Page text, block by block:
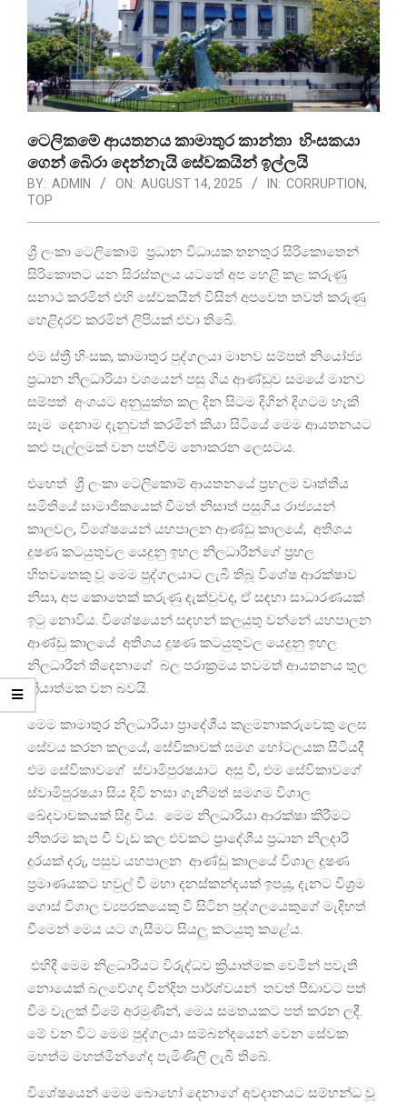
ටෙලිකමේ ආයතනය කාමාතුර කාන්තා හිංසකයා
ගෙන් බෙිරා දෙන්නැයි සේවකයින් ඉල්ලයි
BY: ADMIN ON: AUGUST 14, 2025 IN: CORRUPTION,
TOP
ශ්‍රී ලංකා ටෙලිකොම් ප්‍රධාන විධායක තනතුර සිරිකොතෙන්
සිරිකොතට යන සිරස්තලය යටතේ අප හෙළි කළ කරුණු
සනාථ කරමින් එහි සේවකයින් විසින් අපවෙත තවත් කරුණු
හෙළිදරව් කරමින් ලිපියක් එවා තිබෙි.
එම ස්ත්‍රී හිංසක, කාමාතුර පුද්ගලයා මානව සම්පත් නියෝජ්‍ය
ප්‍රධාන නිලධාරියා වශයෙන් පසු ගිය ආණ්ඩුව සමයේ මානව
සම්පත් අංශයට අනුයුක්ත කල දින සිටම දිගින් දිගටම හැකි
සෑම දෙනාම දැනුවත් කරමින් කියා සිටියේ මෙම ආයතනයට
කළු පැල්ලමක් වන පත්වීම නොකරන ලෙසටය.
එහෙත් ශ්‍රී ලංකා ටෙලිකොම් ආයතනයේ ප්‍රභලම වෘත්තීය
සමිතියේ සාමාජිකයෙක් වීමත් නිසාත් පසුගිය රාජ්‍යයන්
කාලවල, විශේෂයෙන් යහපාලන ආණ්ඩු කාලයේ, අතිශය
දූෂණ කටයුතුවල යෙදුනු ඉහල නිලධාරීන්ගේ ප්‍රභල
හිතවතෙකු වූ මෙම පුද්ගලයාට ලැබී තිබූ විශේෂ ආරක්ෂාව
නිසා, අප කොතෙක් කරුණු දැක්වුවද, ඒ සඳහා සාධාරණයක්
ඉටු නොවිය. විශේෂයෙන් සඳහන් කලයුතු වන්නේ යහපාලන
ආණ්ඩු කාලයේ අතිශය දූෂණ කටයුතුවල යෙදුනු ඉහල
නිලධාරීන් තිදෙනාගේ බල පරාක්‍රමය තවමත් ආයතනය තුල
ක්‍රියාත්මක වන බවයි.
මෙම කාමාතුර නිලධාරියා ප්‍රාදේශීය කළමනාකරුවෙකු ලෙස
සේවය කරන කලයේ, සේවිකාවක් සමග හෝටලයක සිටියදී
එම සේවිකාවගේ ස්වාමිපුරෂයාට අසු වී, එම සේවිකාවගේ
ස්වාමිපුරෂයා සිය දිවි නසා ගැනීමත් සමගම විශාල
ඛේදවාචකයක් සිදු විය. මෙම නිලධාරියා ආරක්ෂා කිරීමට
නිතරම කැප වී වැඩ කල එවකට ප්‍රාදේශීය ප්‍රධාන නිලදාරි
දූරයක් දරු, පසුව යහපාලන ආණ්ඩු කාලයේ විශාල දූෂණ
ප්‍රමාණයකට හවුල් වී මහා දනස්කන්දයක් ඉපයූ, දැනට විශ්‍රම
ගොස් විශාල ව්‍යපරකයෙකු වී සිටින පුද්ගලයෙකුගේ මැදිහත්
වීමෙන් මෙය යට ගැසීමට සියලු කටයුතු කළේය.
එහිදී මෙම නිළධාරියට විරුද්ධව ක්‍රියාත්මක වෙමින් පවැතී
නොයෙක් බලවේගද වින්දිත පාර්ශ්වයන් තවත් පීඩාවට පත්
වීම වැලක් වීමේ අරමුණින්, මෙය සමතයකට පත් කරන ලදී.
මේ වන විට මෙම පුද්ගලයා සම්බන්දයෙන් වෙන සේවක
මහත්ම මහත්මීන්ගේද පැමිණිලි ලැබී තිබේ.
විශේෂයෙන් මෙම බොහෝ දෙනාගේ අවදානයට සම්භන්ධ වූ